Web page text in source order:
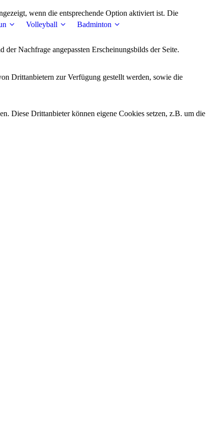
Volleyball Badminton
wenn die entsprechende Option aktiviert ist. Die
Nachfrage angepassten Erscheinungsbilds der Seite.
Drittanbietern zur Verfügung gestellt werden, sowie die
Diese Drittanbieter können eigene Cookies setzen, z.B. um die